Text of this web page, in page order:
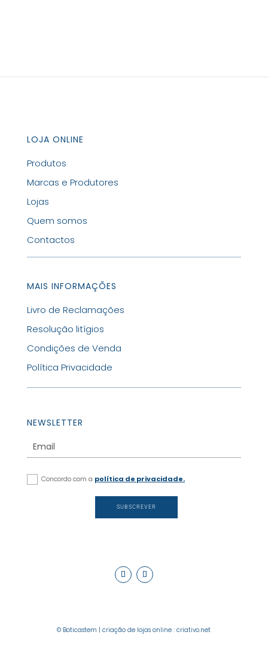
LOJA ONLINE
Produtos
Marcas e Produtores
Lojas
Quem somos
Contactos
MAIS INFORMAÇÕES
Livro de Reclamações
Resolução litígios
Condições de Venda
Política Privacidade
NEWSLETTER
Concordo com a política de privacidade.
SUBSCREVER
© Boticastem |criação de lojas online :criativo.net